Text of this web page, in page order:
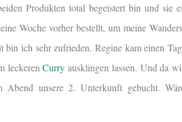
Produkten total begeistert bin und sie
Woche vorher bestellt, um meine
ich sehr zufrieden. Regine kam einen
leckerenCurry ausklingen lassen. Und da
Abend unsere 2. Unterkunft gebucht.